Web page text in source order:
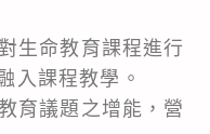
生命教育課程進行
入課程教學。
育議題之增能，營